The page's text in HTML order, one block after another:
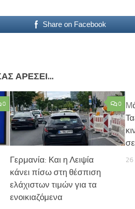
Share on Facebook
ΑΡΈΣΕΙ...
0 0
Γερμανία: Και η Λειψία
κάνει πίσω στη θέσπιση
ελάχιστων τιμών για τα
ενοικιαζόμενα